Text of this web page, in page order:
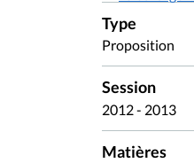
Type
Proposition
Session
2012 - 2013
Matières